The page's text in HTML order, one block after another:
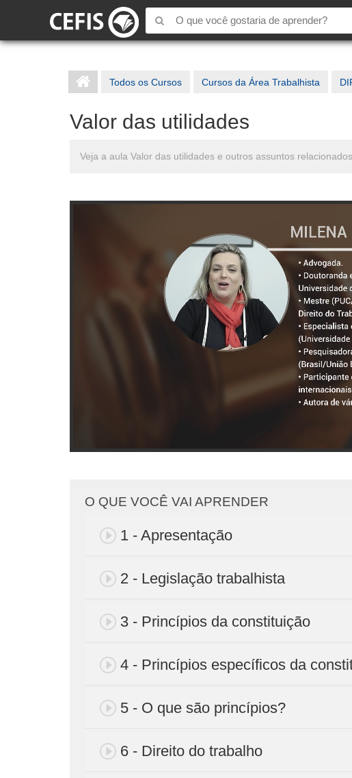
Todos os Cursos Cursos da Área Trabalhista
Valor das utilidades
Veja a aula Valor das utilidades e outros assuntos
O QUE VOCÊ VAI APRENDER
1 - Apresentação
2 - Legislação trabalhista
3 - Princípios da constituição
4 - Princípios específicos da
5 - O que são princípios?
6 - Direito do trabalho